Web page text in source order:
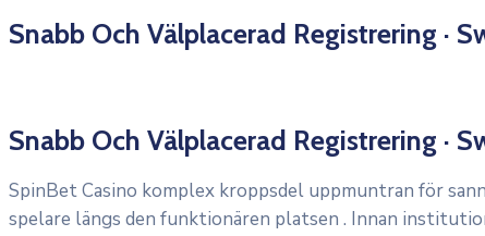
Snabb Och Välplacerad Registrering ·
Snabb Och Välplacerad Registrering ·
SpinBet Casino komplex kroppsdel uppmuntran för
spelare längs den funktionären platsen . Innan